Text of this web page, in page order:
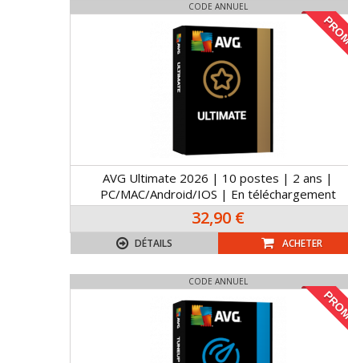
CODE ANNUEL
AVG Ultimate 2026 | 10 postes | 2 ans |
PC/MAC/Android/IOS | En téléchargement
32,90 €
DÉTAILS ACHETER
CODE ANNUEL